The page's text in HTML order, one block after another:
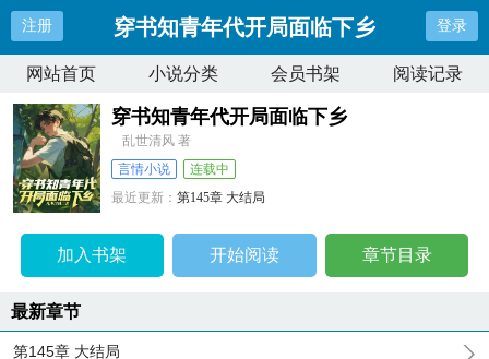
注册 穿书知青年代开局面临下乡 登录
网站首页 小说分类 会员书架 阅读记录
穿书知青年代开局面临下乡
乱世清风 著
言情小说
连载中
最近更新：第145章 大结局
加入书架 开始阅读 章节目录
最新章节
第145章 大结局